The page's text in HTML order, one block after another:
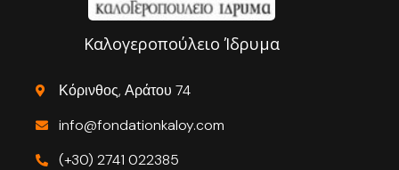
Καλογεροπούλειο Ίδρυμα
Κόρινθος, Αράτου 74
info@fondationkaloy.com
(+30) 2741 022385